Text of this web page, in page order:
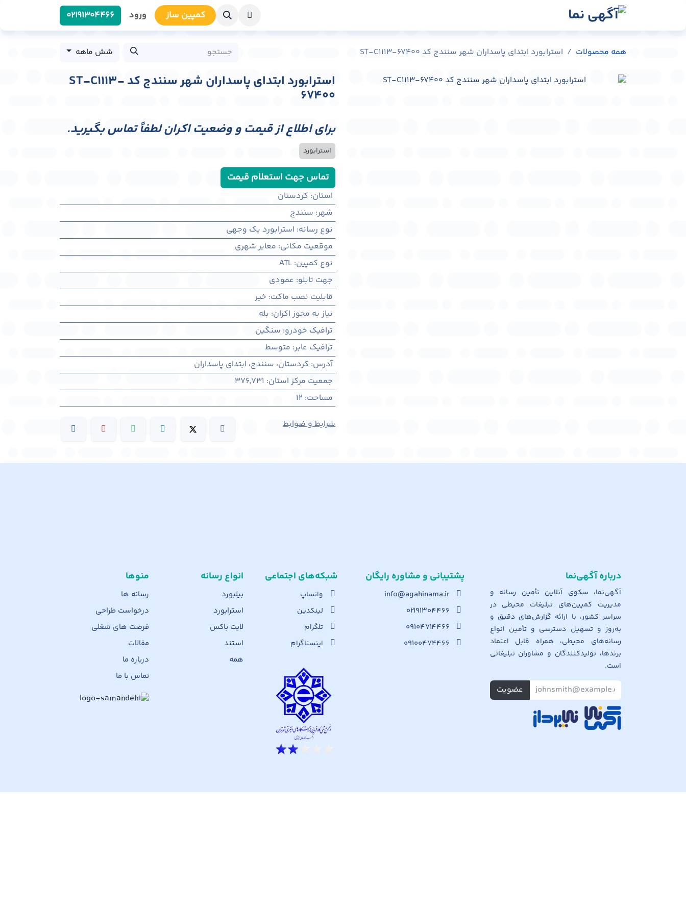
کمپین سا​​ز ورود 0219​1304466
همه محصولات استرابورد ابتدای پاسداران شهر سنندج کد ST-C1113-67400 شش ماهه
استرابورد ابتدای پاسداران شهر سنندج کد ST-C1113-
67400
برای اطلاع از قیمت و وضعیت اکران لطفاً تماس بگیرید.
استرابورد
تماس جهت استعلام قیمت
استان: کردستان
شهر: سنندج
نوع رسانه: استرابورد یک وجهی
موقعیت مکانی: معابر شهری
نوع کمپین:
ATL
جهت تابلو: عمودی
قابلیت نصب ماکت: خیر
نیاز به مجوز اکران: بله
ترافیک خودرو: سنگین
ترافیک عابر: متوسط
آدرس: کردستان، سنندج، ابتدای پاسداران
جمعیت مرکز استان:
376,731
مساحت:
12
شرایط و ضوابط
منوها
رسانه ها
درخواست طراحی
فرصت های شغلی
مقالات
درباره ما
تماس با ما
انواع رسانه
بیلبورد
استرابورد
لایت باکس
استند
همه
شبکه‌های اجت​ماعی
واتساپ
لینکدین
تلگرام
اینستاگرام
پشتیبانی و مشاوره رایگان
info@agahinama.ir
۰۲۱۹۱۳۰۴۴۶۶
۰۹۱۰۴۷۱۴۴۶۶
۰۹۱۰۰۴۷۴۴۶۶
درباره آگهی‌نما
آگهی‌نما، سکوی آنلاین تأمین رسانه و
مدیریت کمپین‌های تبلیغات محیطی در
سراسر کشور، با ارائه گزارش‌های دقیق و
به‌روز و تسهیل دسترسی و تأمین انواع
رسانه‌های محیطی، همراه قابل اعتماد
برندها، تولیدکنندگان و مشاوران تبلیغاتی
است.
عضویت